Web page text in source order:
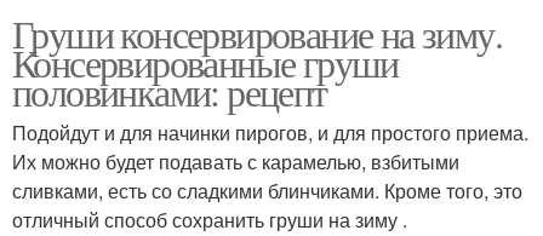
Арбузы на зиму Сладкие на зиму
Персики на зиму Кабачки на зиму
Груши консервирование на зиму.
Консервированные груши
половинками: рецепт
Подойдут и для начинки пирогов, и для простого приема.
Их можно будет подавать с карамелью, взбитыми
сливками, есть со сладкими блинчиками. Кроме того, это
отличный способ сохранить груши на зиму .